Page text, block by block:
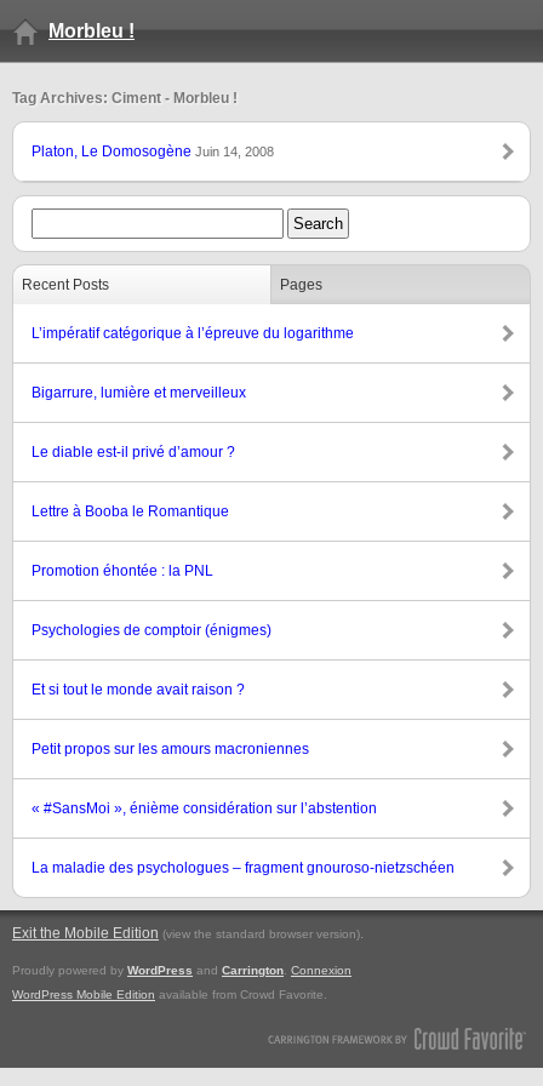
Morbleu !
Tag Archives: Ciment - Morbleu !
Platon, Le Domosogène Juin 14, 2008
Recent Posts Pages
L’impératif catégorique à l’épreuve du logarithme
Bigarrure, lumière et merveilleux
Le diable est-il privé d’amour ?
Lettre à Booba le Romantique
Promotion éhontée : la PNL
Psychologies de comptoir (énigmes)
Et si tout le monde avait raison ?
Petit propos sur les amours macroniennes
« #SansMoi », énième considération sur l’abstention
La maladie des psychologues – fragment gnouroso-nietzschéen
Exit the Mobile Edition (view the standard browser version).
Proudly powered by WordPress and Carrington Connexion
WordPress Mobile Edition available from Crowd Favorite.